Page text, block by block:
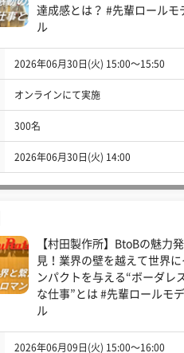
達成感とは？ #先輩ロールモ
ル
2026年06月30日(火) 15:00〜15:50
オンラインにて実施
300名
2026年06月30日(火) 14:00
【村田製作所】BtoBの魅力発
見！業界の壁を越えて世界に
ンパクトを与える“ボーダレス
な仕事”とは #先輩ロールモデ
ル
2026年06月09日(火) 15:00〜16:00